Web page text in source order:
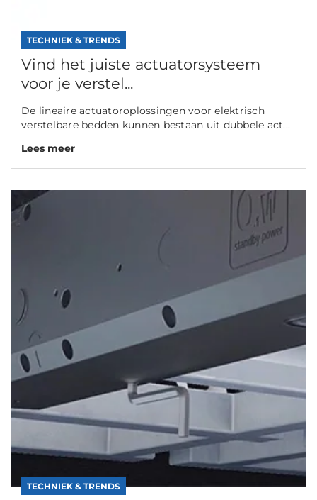
TECHNIEK & TRENDS
Vind het juiste actuatorsysteem
voor je verstel...
De lineaire actuatoroplossingen voor elektrisch
verstelbare bedden kunnen bestaan uit dubbele act...
Lees meer
TECHNIEK & TRENDS